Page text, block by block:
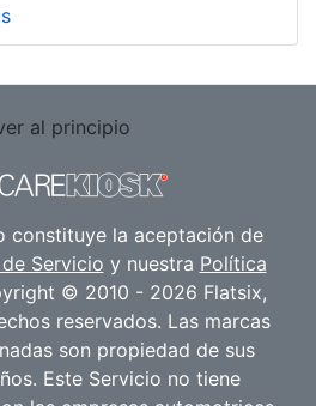
al principio
constituye la aceptación de
Servicio y nuestra Política
© 2010 - 2026 Flatsix,
reservados. Las marcas
son propiedad de sus
Este Servicio no tiene